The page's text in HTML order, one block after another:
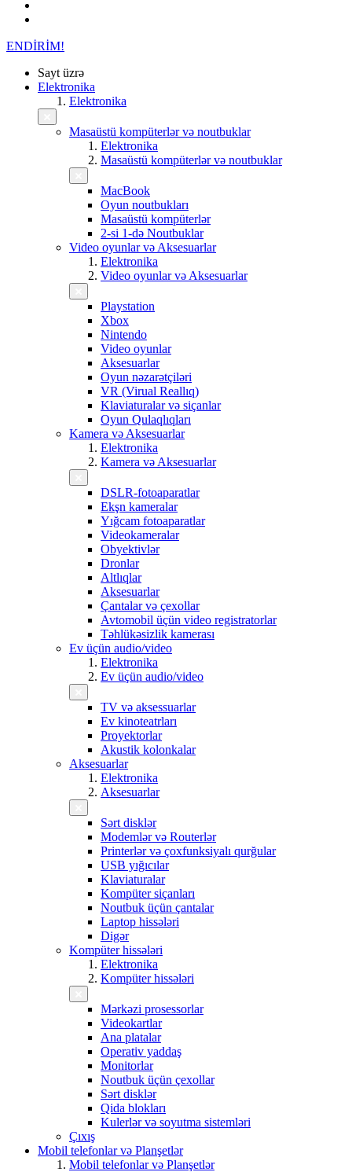
ENDİRİM!
Sayt üzrə
Elektronika
Elektronika
Masaüstü kompüterlər və noutbuklar
Elektronika
Masaüstü kompüterlər və noutbuklar
MacBook
Oyun noutbukları
Masaüstü kompüterlər
2-si 1-də Noutbuklar
Video oyunlar və Aksesuarlar
Elektronika
Video oyunlar və Aksesuarlar
Playstation
Xbox
Nintendo
Video oyunlar
Aksesuarlar
Oyun nəzarətçiləri
VR (Virual Reallıq)
Klaviaturalar və siçanlar
Oyun Qulaqlıqları
Kamera və Aksesuarlar
Elektronika
Kamera və Aksesuarlar
DSLR-fotoaparatlar
Ekşn kameralar
Yığcam fotoaparatlar
Videokameralar
Obyektivlər
Dronlar
Altlıqlar
Aksesuarlar
Çantalar və çexollar
Avtomobil üçün video registratorlar
Təhlükəsizlik kamerası
Ev üçün audio/video
Elektronika
Ev üçün audio/video
TV və aksessuarlar
Ev kinoteatrları
Proyektorlar
Akustik kolonkalar
Aksesuarlar
Elektronika
Aksesuarlar
Sərt disklər
Modemlər və Routerlər
Printerlər və çoxfunksiyalı qurğular
USB yığıcılar
Klaviaturalar
Kompüter siçanları
Noutbuk üçün çantalar
Laptop hissələri
Digər
Kompüter hissələri
Elektronika
Kompüter hissələri
Mərkəzi prosessorlar
Videokartlar
Ana platalar
Operativ yaddaş
Monitorlar
Noutbuk üçün çexollar
Sərt disklər
Qida blokları
Kulerlər və soyutma sistemləri
Çıxış
Mobil telefonlar və Planşetlər
Mobil telefonlar və Planşetlər